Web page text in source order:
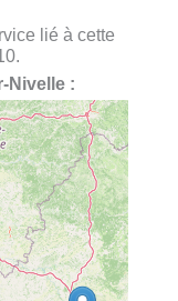
lié à cette
Nivelle :